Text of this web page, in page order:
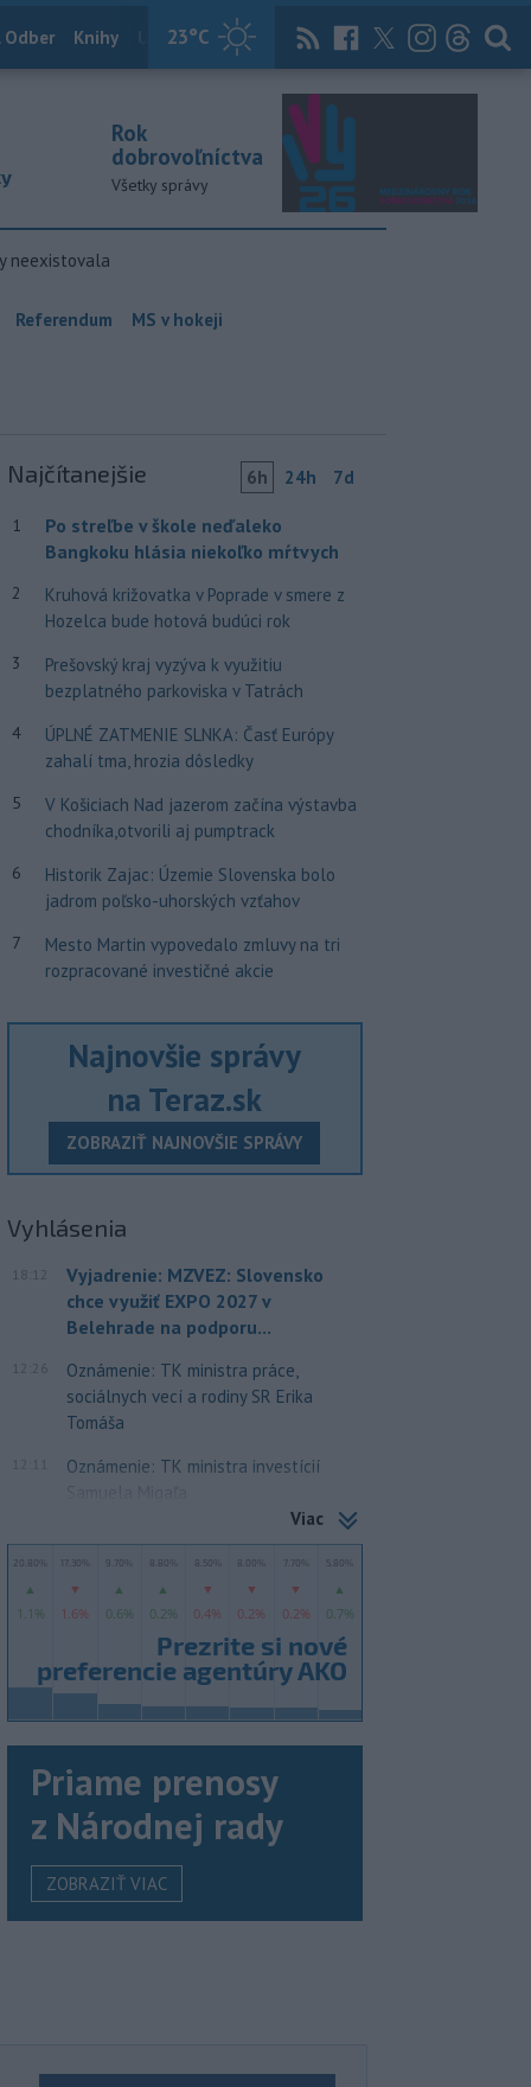
23°C
Odber Knihy Útulkovo Magazín News Now Archív
Rok
dobrovoľníctva
Všetky správy
neexistovala
Referendum MS v hokeji
Najčítanejšie 6h 24h 7d
1
Po streľbe v škole neďaleko
Bangkoku hlásia niekoľko mŕtvych
2
Kruhová križovatka v Poprade v smere z
Hozelca bude hotová budúci rok
3
Prešovský kraj vyzýva k využitiu
bezplatného parkoviska v Tatrách
4
ÚPLNÉ ZATMENIE SLNKA: Časť Európy
zahalí tma, hrozia dôsledky
5
V Košiciach Nad jazerom začína výstavba
chodníka,otvorili aj pumptrack
6
Historik Zajac: Územie Slovenska bolo
jadrom poľsko-uhorských vzťahov
7
Mesto Martin vypovedalo zmluvy na tri
rozpracované investičné akcie
Najnovšie správy
na Teraz.sk
ZOBRAZIŤ NAJNOVŠIE SPRÁVY
Vyhlásenia
18:12
Vyjadrenie: MZVEZ: Slovensko
chce využiť EXPO 2027 v
Belehrade na podporu...
12:26
Oznámenie: TK ministra práce,
sociálnych vecí a rodiny SR Erika
Tomáša
Oznámenie: TK ministra investícií
Samuela Migaľa
Viac
Priame prenosy
z Národnej rady
ZOBRAZIŤ VIAC